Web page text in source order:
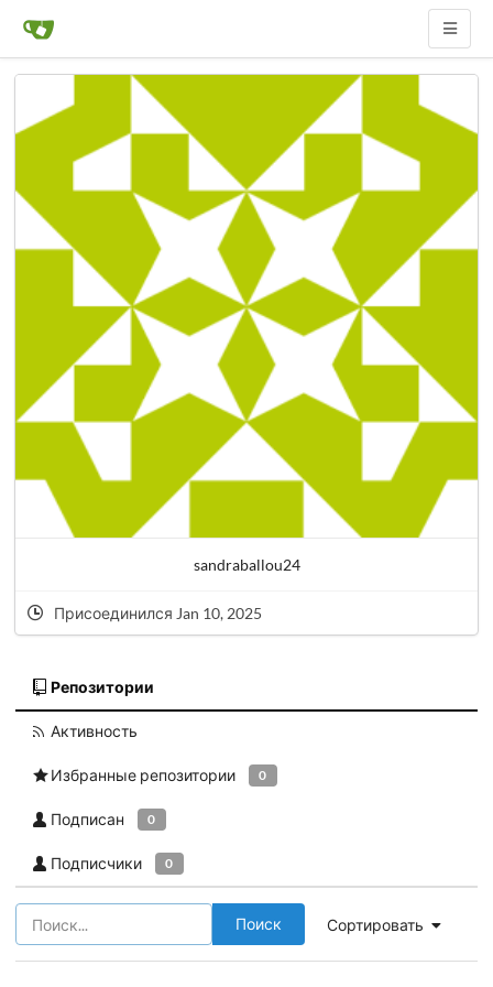
sandraballou24
Присоединился Jan 10, 2025
Репозитории
Активность
Избранные репозитории 0
Подписан 0
Подписчики 0
Сортировать
Поиск